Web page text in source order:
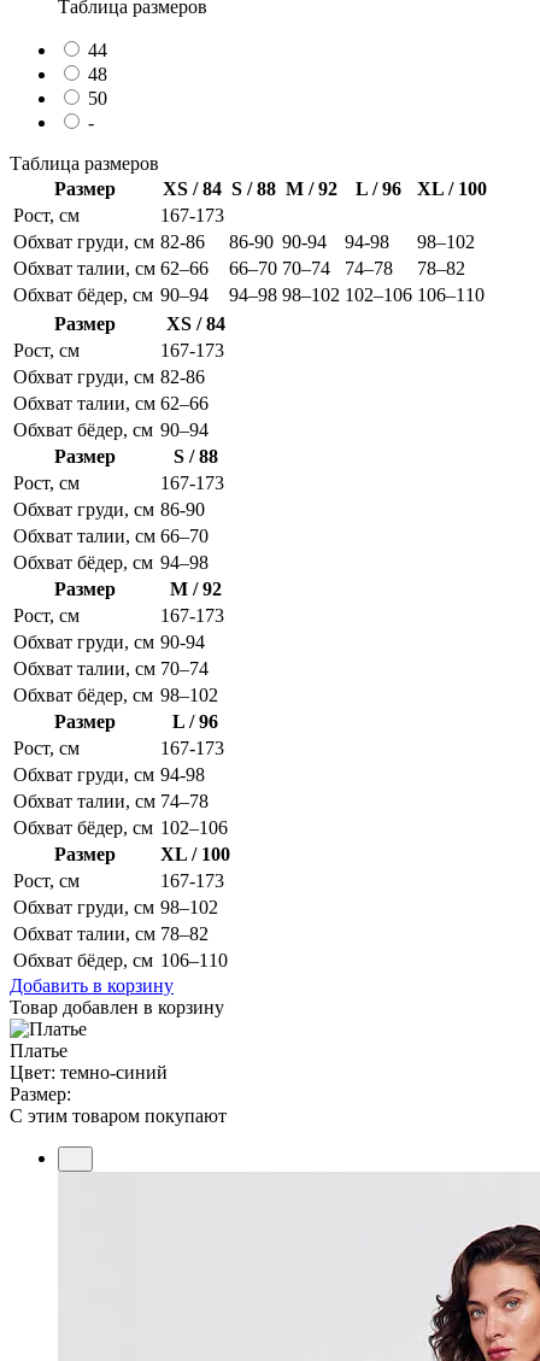
Таблица размеров
44
48
50
-
Таблица размеров
Размер
XS / 84 S / 88 M / 92 L / 96
XL / 100
Рост, см
167-173
Обхват груди, см 82-86 86-90 90-94 94-98
98–102
Обхват талии, см 62–66 66–70 70–74 74–78
78–82
Обхват бёдер, см 90–94 94–98 98–102 102–106 106–110
Размер
XS / 84
Рост, см
167-173
Обхват груди, см 82-86
Обхват талии, см 62–66
Обхват бёдер, см 90–94
Размер
S / 88
Рост, см
167-173
Обхват груди, см 86-90
Обхват талии, см 66–70
Обхват бёдер, см 94–98
Размер
M / 92
Рост, см
167-173
Обхват груди, см 90-94
Обхват талии, см 70–74
Обхват бёдер, см 98–102
Размер
L / 96
Рост, см
167-173
Обхват груди, см 94-98
Обхват талии, см 74–78
Обхват бёдер, см 102–106
Размер
XL / 100
Рост, см
167-173
Обхват груди, см 98–102
Обхват талии, см 78–82
Обхват бёдер, см 106–110
Добавить в корзину
Товар добавлен в корзину
Платье
Цвет: темно-синий
Размер:
С этим товаром покупают